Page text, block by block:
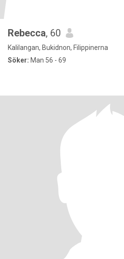
Rebecca, 60
Kalilangan, Bukidnon, Filippinerna
Söker: Man 56 - 69